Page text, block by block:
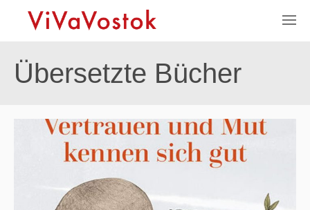
Übersetzte Bücher